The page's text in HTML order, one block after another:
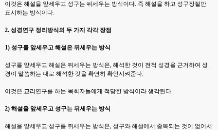
이것은 해설을 앞세우고 성구는 뒤세우는 방식이다. 즉 해설을 하고 성구장절만
표시하는 방식이다.
2. 성경연구 정리방식의 두 가지 각각 장점
1) 성구를 앞세우고 해설은 뒤세우는 방식
성구를 앞세우고 해설은 뒤세우는 방식은, 해석한 것이 전적 성경을 근거하여 성
경이 말씀하는 대로 해석한 것을 확연히 확인시켜준다.
이것은 교리연구를 하는 목회자들에게 적당한 방식이라 생각된다.
2) 해설을 앞세우고 성구는 뒤세우는 방식
해설을 앞세우고 성구를 뒤세우는 방식은, 성구와 해설에서 중복되는 것이 없어서